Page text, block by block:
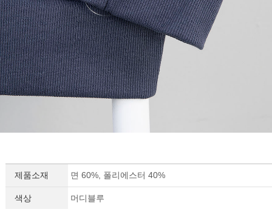
제품소재 면 60%, 폴리에스터 40%
색상 머디블루